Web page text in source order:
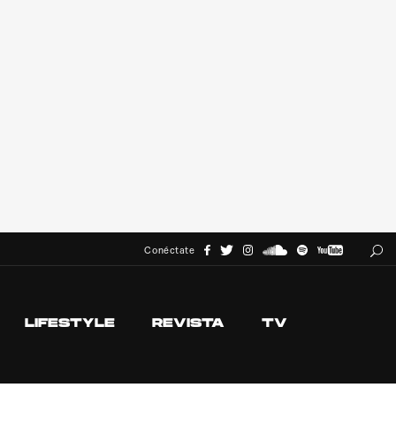
Conéctate
LIFESTYLE REVISTA TV